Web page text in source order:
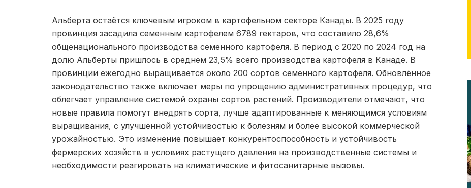
Альберта остаётся ключевым игроком в картофельном секторе Канады. В 2025 году
провинция засадила семенным картофелем 6789 гектаров, что составило 28,6%
общенационального производства семенного картофеля. В период с 2020 по 2024 год на
долю Альберты пришлось в среднем 23,5% всего производства картофеля в Канаде. В
провинции ежегодно выращивается около 200 сортов семенного картофеля. Обновлённое
законодательство также включает меры по упрощению административных процедур, что
облегчает управление системой охраны сортов растений. Производители отмечают, что
новые правила помогут внедрять сорта, лучше адаптированные к меняющимся условиям
выращивания, с улучшенной устойчивостью к болезням и более высокой коммерческой
урожайностью. Это изменение повышает конкурентоспособность и устойчивость
фермерских хозяйств в условиях растущего давления на производственные системы и
необходимости реагировать на климатические и фитосанитарные вызовы.